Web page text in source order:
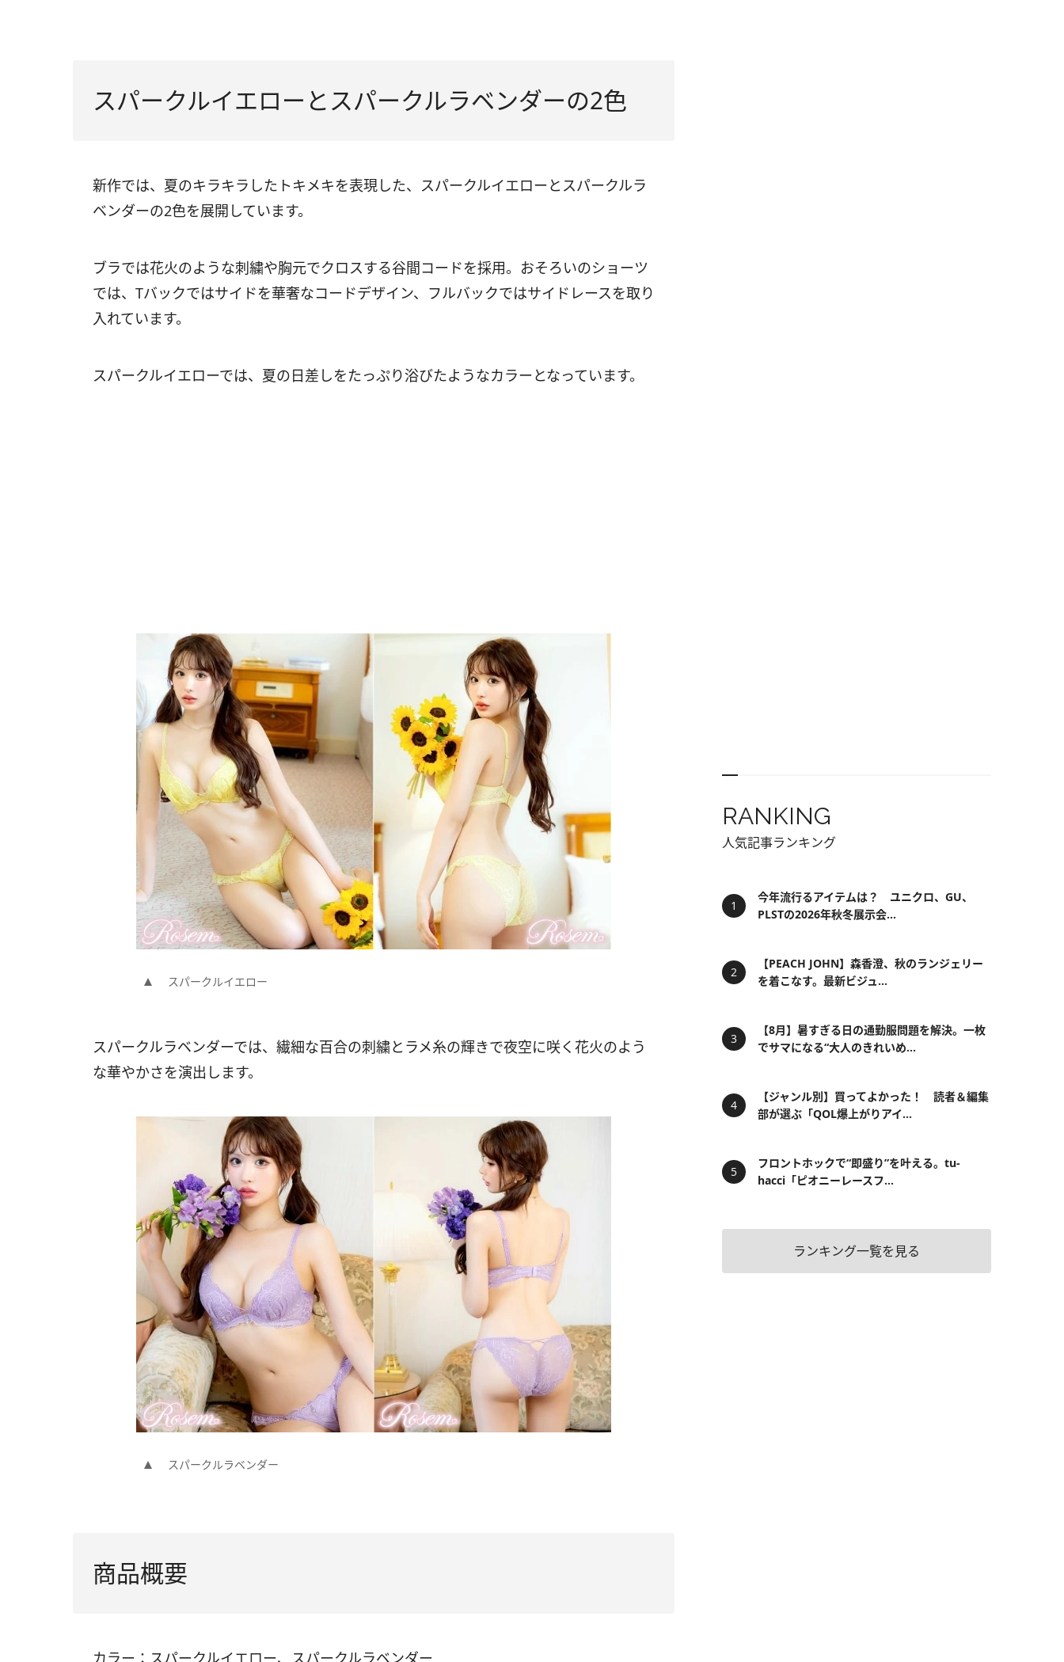
スパークルイエローとスパークルラベンダーの2色
新作では、夏のキラキラしたトキメキを表現した、スパークルイエローとスパークルラ
ベンダーの2色を展開しています。
ブラでは花火のような刺繍や胸元でクロスする谷間コードを採用。おそろいのショーツ
では、Tバックではサイドを華奢なコードデザイン、フルバックではサイドレースを取り
入れています。
スパークルイエローでは、夏の日差しをたっぷり浴びたようなカラーとなっています。
スパークルイエロー
スパークルラベンダーでは、繊細な百合の刺繍とラメ糸の輝きで夜空に咲く花火のよう
な華やかさを演出します。
スパークルラベンダー
商品概要
カラー：スパークルイエロー、スパークルラベンダー
RANKING
人気記事ランキング
今年流行るアイテムは？ ユニクロ、GU、
PLSTの2026年秋冬展示会...
【PEACH JOHN】森香澄、秋のランジェリー
を着こなす。最新ビジュ...
【8月】暑すぎる日の通勤服問題を解決。一枚
でサマになる“大人のきれいめ...
【ジャンル別】買ってよかった！ 読者＆編集
部が選ぶ「QOL爆上がりアイ...
フロントホックで“即盛り”を叶える。tu-
hacci「ピオニーレースフ...
ランキング一覧を見る